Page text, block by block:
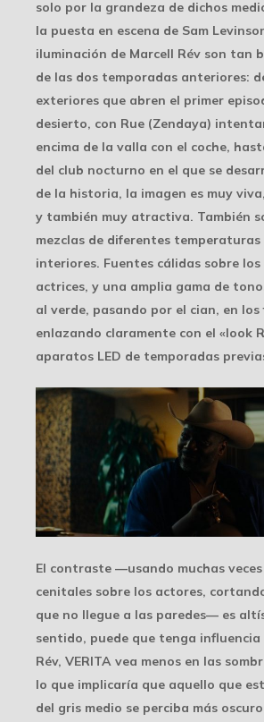
solo por la grandeza de dichos
la puesta en escena de Sam
iluminación de Marcell Rév son tan
de las dos temporadas anteriores:
exteriores que abren el primer
desierto, con Rue (Zendaya)
encima de la valla con el coche,
del club nocturno en el que se
de la historia, la imagen es muy
y también muy atractiva. También
mezclas de diferentes temperaturas
interiores. Fuentes cálidas sobre
actrices, y una amplia gama de
al verde, pasando por el cian, en los
enlazando claramente con el «look
aparatos LED de temporadas
El contraste —usando muchas
cenitales sobre los actores,
que no llegue a las paredes— es
sentido, puede que tenga influencia
Rév, VERITA vea menos en las
lo que implicaría que aquello que
del gris medio se perciba más